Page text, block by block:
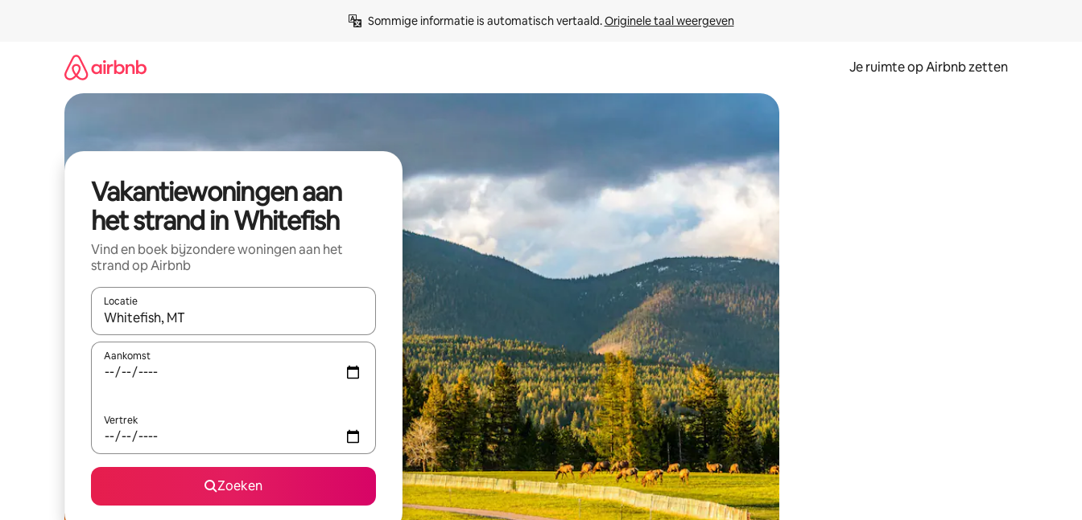
Sommige informatie is automatisch vertaald. Originele taal weergeven
Je ruimte op Airbnb zetten
Vakantiewoningen aan
het strand in Whitefish
Vind en boek bijzondere woningen aan het
strand op Airbnb
Locatie
Wanneer er suggesties beschikbaar zijn, maak je een keuze met je de pijltjestoetsen omhoog en omlaag, óf door te tikken of swipen.
Aankomst
Vertrek
Zoeken